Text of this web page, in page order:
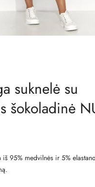
suknelė su
šokoladinė
iš 95% medvilnės ir 5%